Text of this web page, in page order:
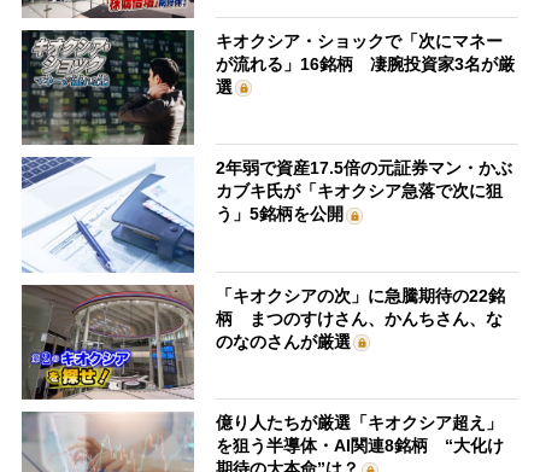
キオクシア・ショックで「次にマネー
が流れる」16銘柄 凄腕投資家3名が厳
選
2年弱で資産17.5倍の元証券マン・かぶ
カブキ氏が「キオクシア急落で次に狙
う」5銘柄を公開
「キオクシアの次」に急騰期待の22銘
柄 まつのすけさん、かんちさん、な
のなのさんが厳選
億り人たちが厳選「キオクシア超え」
を狙う半導体・AI関連8銘柄 “大化け